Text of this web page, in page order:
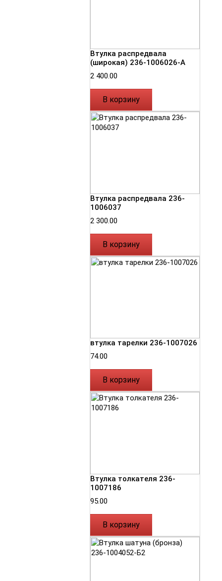
Втулка распредвала
(широкая) 236-1006026-А
2 400.00
В корзину
Втулка распредвала 236-
1006037
2 300.00
В корзину
втулка тарелки 236-1007026
74.00
В корзину
Втулка толкателя 236-
1007186
95.00
В корзину